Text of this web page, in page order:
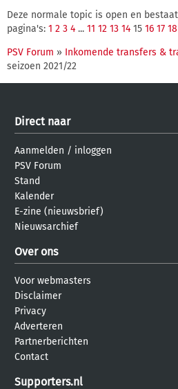
Deze normale topic is open en
pagina's: 1 2 3 4 ... 11 12 13 14 15 16 17 18
PSV Forum » Inkomende transfers &
seizoen 2021/22
Direct naar
Aanmelden / inloggen
PSV Forum
Stand
Kalender
E-zine (nieuwsbrief)
Nieuwsarchief
Over ons
Voor webmasters
Disclaimer
Privacy
Adverteren
Partnerberichten
Contact
Supporters.nl